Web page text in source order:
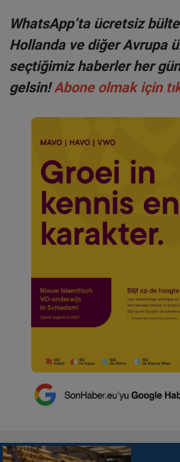
WhatsApp’ta ücretsiz
Hollanda ve diğer Avrupa
seçtiğimiz haberler her
gelsin!Abone olmak için